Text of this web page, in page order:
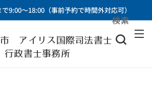
9:00～18:00（事前予約で時間外対応可）
アイリス国際司法書士・
行政書士事務所
検索